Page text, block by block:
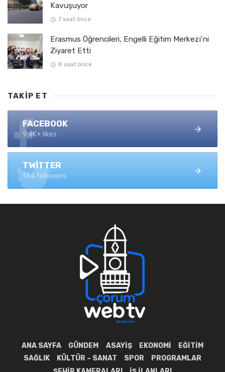
Kavuşuyor
7 saat önce
Erasmus Öğrencileri, Engelli Eğitim Merkezi’ni
Ziyaret Etti
8 saat önce
TAKIP ET
FACEBOOK
9.4K+ likes
TWITTER
134 followers
ANA SAYFA GÜNDEM ASAYIŞ EKONOMI
EĞITIM
SAĞLIK
KÜLTÜR – SANAT SPOR
PROGRAMLAR